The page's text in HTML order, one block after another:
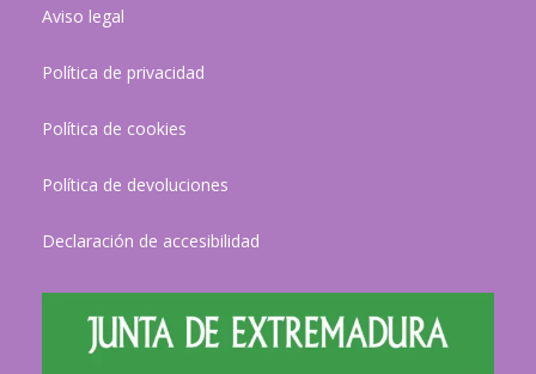
Aviso legal
Política de privacidad
Política de cookies
Política de devoluciones
Declaración de accesibilidad